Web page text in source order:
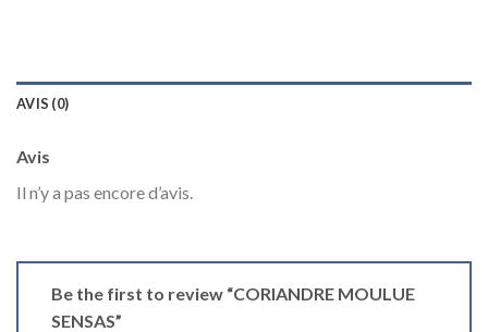
AVIS (0)
Avis
Il n’y a pas encore d’avis.
Be the first to review “CORIANDRE MOULUE
SENSAS”